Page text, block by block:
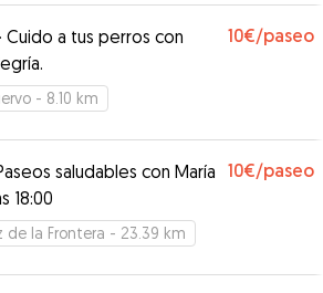
· Cuido a tus perros con
10€/paseo
- 8.10 km
saludables con María
18:00
10€/paseo
de la Frontera - 23.39 km